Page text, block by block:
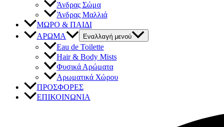
Άνδρας Σώμα
Άνδρας Μαλλιά
ΜΩΡΟ & ΠΑΙΔΙ
ΑΡΩΜΑ
Εναλλαγή μενού
Eau de Toilette
Hair & Body Mists
Φυσικά Αρώματα
Αρωματικά Χώρου
ΠΡΟΣΦΟΡΕΣ
ΕΠΙΚΟΙΝΩΝΙΑ